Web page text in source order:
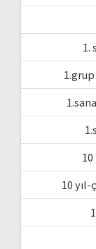
1.
10